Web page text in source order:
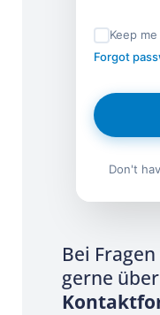
Keep
Forgot
Don't
Bei
gerne